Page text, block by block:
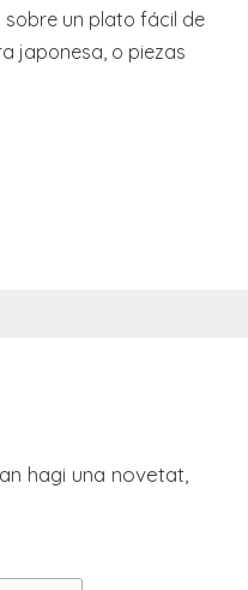
un plato fácil de
japonesa, o piezas
hagi una novetat,